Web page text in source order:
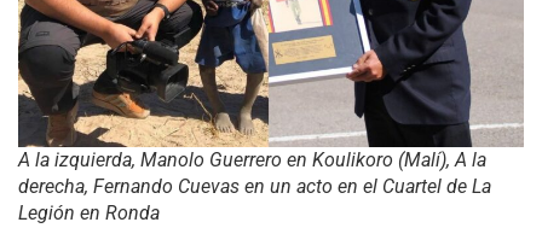
A la izquierda, Manolo Guerrero en Koulikoro (Malí), A la
derecha, Fernando Cuevas en un acto en el Cuartel de La
Legión en Ronda